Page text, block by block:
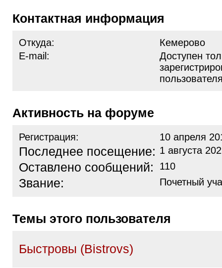
Контактная информация
Откуда:
Кемерово
E-mail:
Доступен
Активность на форуме
Регистрация: 10 апреля
Последнее посещение: 1 августа
Оставлено сообщений: 110
Звание: Почетный
Темы этого пользователя
Быстровы (Bistrovs)